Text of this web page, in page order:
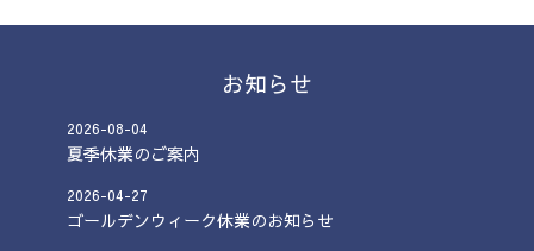
お知らせ
2026-08-04
夏季休業のご案内
2026-04-27
ゴールデンウィーク休業のお知らせ